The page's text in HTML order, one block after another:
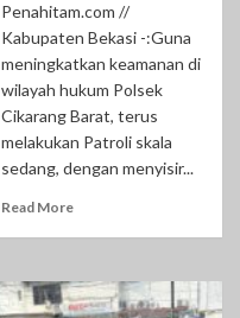
Penahitam.com //
Kabupaten Bekasi -:Guna
meningkatkan keamanan di
wilayah hukum Polsek
Cikarang Barat, terus
melakukan Patroli skala
sedang, dengan menyisir...
Read More